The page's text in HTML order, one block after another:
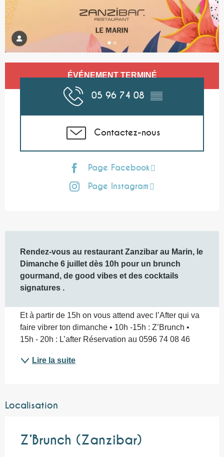
Ouverture et coordonnées
ÉVÉNEMENT TERMINÉ
05 96 74 08 ▒▒
Contactez-nous
Page Facebook
Page Instagram
Rendez-vous au restaurant Zanzibar au Marin, le
Dimanche 6 juillet dès 10h pour un brunch
gourmand, de good vibes et des cocktails
signatures .
Et à partir de 15h on vous attend avec l’After qui va
faire vibrer ton dimanche • 10h -15h : Z’Brunch •
15h - 20h : L’after Réservation au 0596 74 08 46
Lire la suite
Localisation
Z’Brunch (Zanzibar)